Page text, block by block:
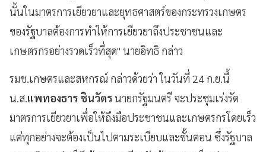
นั้นในมาตรการเยียวยาและยุทธศาสตร์ของกระทรวงเกษตร
ของรัฐบาลต้องการทำให้การเยียวยาถึงประชาชนและ
เกษตรกรอย่างรวดเร็วที่สุด" นายอิทธิ กล่าว
รมช.เกษตรและสหกรณ์ กล่าวด้วยว่า ในวันที่ 24 ก.ย.นี้
น.ส.แพทองธาร ชินวัตรนายกรัฐมนตรี จะประชุมเร่งรัด
มาตรการเยียวยาเพื่อให้ถึงมือประชาชนและเกษตรกรโดยเร็ว
แต่ทุกอย่างจะต้องเป็นไปตามระเบียบและขั้นตอน ซึ่งรัฐบาล